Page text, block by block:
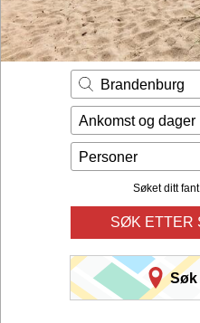
Eier login
Brandenburg
Ankomst og dager
Personer
Søket ditt
SØK ETTER
Søk